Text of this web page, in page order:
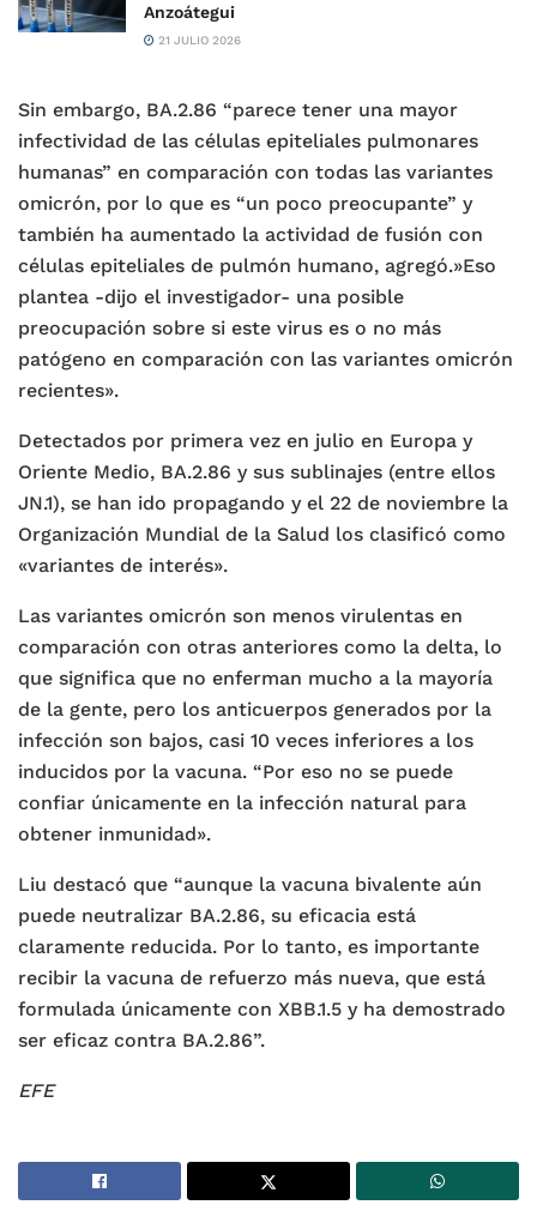
Anzoátegui
21 JULIO 2026
Sin embargo, BA.2.86 “parece tener una mayor
infectividad de las células epiteliales pulmonares
humanas” en comparación con todas las variantes
omicrón, por lo que es “un poco preocupante” y
también ha aumentado la actividad de fusión con
células epiteliales de pulmón humano, agregó.»Eso
plantea -dijo el investigador- una posible
preocupación sobre si este virus es o no más
patógeno en comparación con las variantes omicrón
recientes».
Detectados por primera vez en julio en Europa y
Oriente Medio, BA.2.86 y sus sublinajes (entre ellos
JN.1), se han ido propagando y el 22 de noviembre la
Organización Mundial de la Salud los clasificó como
«variantes de interés».
Las variantes omicrón son menos virulentas en
comparación con otras anteriores como la delta, lo
que significa que no enferman mucho a la mayoría
de la gente, pero los anticuerpos generados por la
infección son bajos, casi 10 veces inferiores a los
inducidos por la vacuna. “Por eso no se puede
confiar únicamente en la infección natural para
obtener inmunidad».
Liu destacó que “aunque la vacuna bivalente aún
puede neutralizar BA.2.86, su eficacia está
claramente reducida. Por lo tanto, es importante
recibir la vacuna de refuerzo más nueva, que está
formulada únicamente con XBB.1.5 y ha demostrado
ser eficaz contra BA.2.86”.
EFE